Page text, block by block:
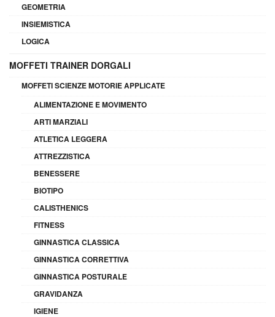
GEOMETRIA
INSIEMISTICA
LOGICA
MOFFETI TRAINER DORGALI
MOFFETI SCIENZE MOTORIE APPLICATE
ALIMENTAZIONE E MOVIMENTO
ARTI MARZIALI
ATLETICA LEGGERA
ATTREZZISTICA
BENESSERE
BIOTIPO
CALISTHENICS
FITNESS
GINNASTICA CLASSICA
GINNASTICA CORRETTIVA
GINNASTICA POSTURALE
GRAVIDANZA
IGIENE